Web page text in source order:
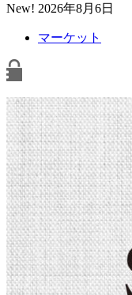
New! 2026年8月6日
マーケット